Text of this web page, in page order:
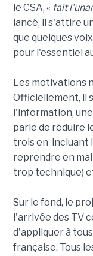
le CSA, « fait
lancé, il s'attire
que quelques
pour l'essentiel
Les motivations
Officiellement, il
l'information,
parle de réduire
trois en incluant
reprendre en
trop technique)
Sur le fond, le
l'arrivée des TV
d'appliquer à
française. Tous